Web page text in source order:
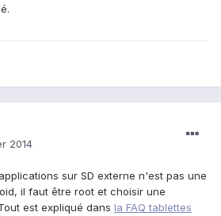
2014
sur SD externe n'est pas une
il faut être root et choisir une
est expliqué dans la FAQ tablettes